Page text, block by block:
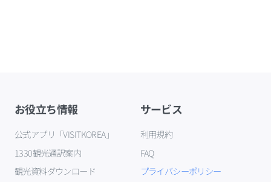
お役立ち情報
公式アプリ「VISITKOREA」
1330観光通訳案内
観光資料ダウンロード
サービス
利用規約
FAQ
プライバシーポリシー